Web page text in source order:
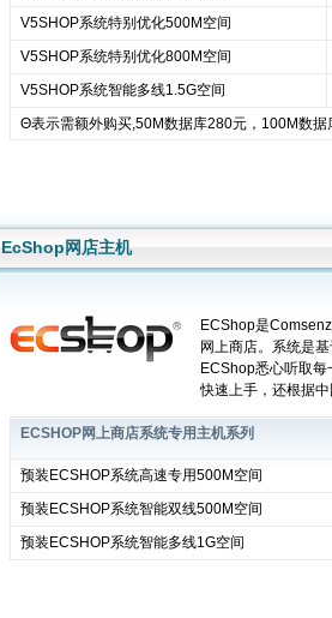
V5SHOP系统特别优化500M空间
V5SHOP系统特别优化800M空间
V5SHOP系统智能多线1.5G空间
Θ表示需额外购买,50M数据库280元，100M数据
EcShop网店主机
ECShop是
网上商店。系统是
ECShop悉心听取
快速上手，还根据
ECSHOP网上商店系统专用主机系列
预装ECSHOP系统高速专用500M空间
预装ECSHOP系统智能双线500M空间
预装ECSHOP系统智能多线1G空间